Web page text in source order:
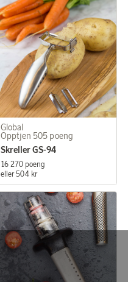
Global
Opptjen 505 poeng
Skreller GS-94
16 270 poeng
eller 504 kr